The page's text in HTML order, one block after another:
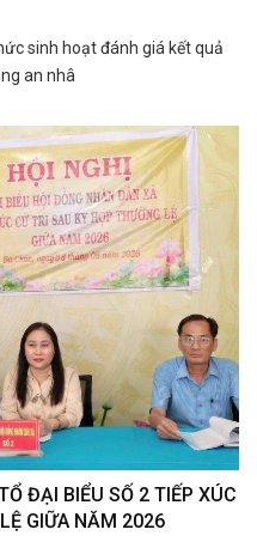
sinh hoạt đánh giá kết quả
an nhâ
ĐẠI BIỂU SỐ 2 TIẾP XÚC
GIỮA NĂM 2026